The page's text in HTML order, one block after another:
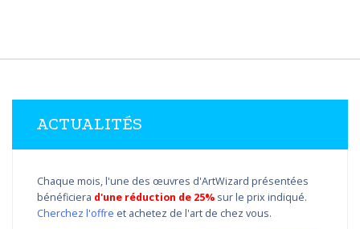
ACTUALITÉS
Chaque mois, l'une des œuvres d'ArtWizard présentées
bénéficiera d'une réduction de 25% sur le prix indiqué.
Cherchez l'offre et achetez de l'art de chez vous.